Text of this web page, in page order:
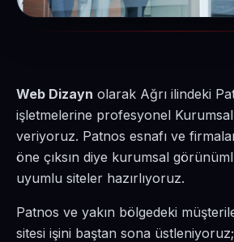
Web Dizayn olarak Ağrı ilindeki
işletmelerine profesyonel Kurumsal
veriyoruz. Patnos esnafı ve
öne çıksın diye kurumsal
uyumlu siteler hazırlıyoruz.
Patnos ve yakın bölgedeki
sitesi işini baştan sona